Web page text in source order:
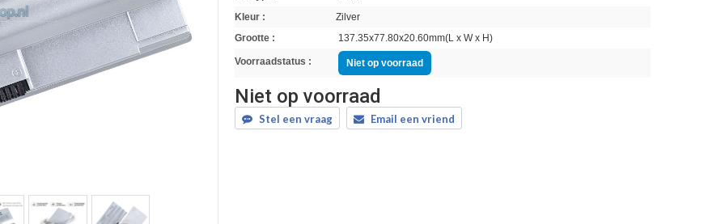
Kleur :
Zilver
Grootte :
137.35x77.80x20.60mm(L x W x H)
Voorraadstatus : Niet op voorraad
Niet op voorraad
Stel een vraag Email een vriend